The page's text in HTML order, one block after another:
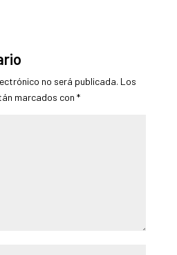
no será publicada. Los
marcados con *